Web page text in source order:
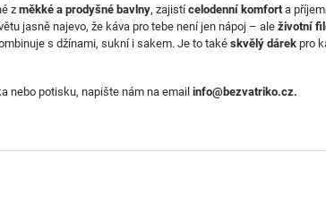
z měkké a prodyšné bavlny, zajistícelodenní komforta
jasně najevo, že káva pro tebe není jen nápoj – ale životní
s džínami, sukní i sakem. Je to také skvělý dárek pro
nebo potisku, napište nám na email info@bezvatriko.cz.